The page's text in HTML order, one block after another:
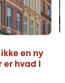
en ny
hvad I